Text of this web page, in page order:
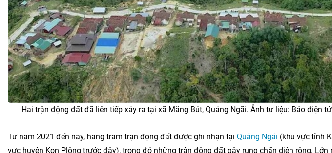
Hai trận động đất đã liên tiếp xảy ra tại xã Măng Bút, Quảng Ngãi. Ảnh tư liệu: Báo điện
Từ năm 2021 đến nay, hàng trăm trận động đất được ghi nhận tại Quảng Ngãi (khu vực tỉnh
vực huyện Kon Plông trước đây), trong đó những trận động đất gây rung chấn diện rộng.